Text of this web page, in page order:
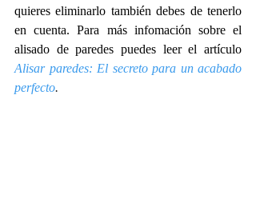
quieres eliminarlo también debes de tenerlo
en cuenta. Para más infomación sobre el
Alisar paredes: El secreto para un acabado
perfecto.